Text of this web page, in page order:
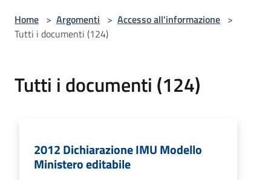
Home > Argomenti > Accesso all'informazione >
Tutti i documenti (124)
Tutti i documenti (124)
2012 Dichiarazione IMU Modello
Ministero editabile